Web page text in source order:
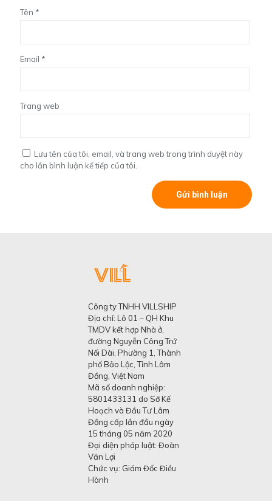
Tên *
Email *
Trang web
Lưu tên của tôi, email, và trang web trong trình duyệt này
cho lần bình luận kế tiếp của tôi.
Công ty TNHH VILLSHIP
Địa chỉ: Lô 01 – QH Khu
TMDV kết hợp Nhà ở,
đường Nguyễn Công Trứ
Nối Dài, Phường 1, Thành
phố Bảo Lộc, Tỉnh Lâm
Đồng, Việt Nam
Mã số doanh nghiệp:
5801433131 do Sở Kế
Hoạch và Đầu Tư Lâm
Đồng cấp lần đầu ngày
15 tháng 05 năm 2020
Đại diện pháp luật: Đoàn
Văn Lợi
Chức vụ: Giám Đốc Điều
Hành